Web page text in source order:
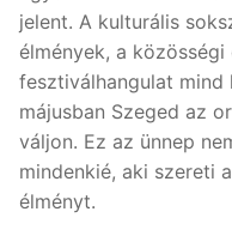
jelent. A kulturális
élmények, a
fesztiválhangulat mind
májusban Szeged az
váljon. Ez az ünnep
mindenkié, aki szereti
élményt.